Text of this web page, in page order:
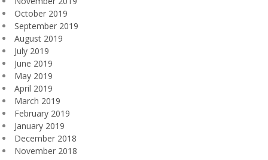
October 2019
September 2019
August 2019
July 2019
June 2019
May 2019
April 2019
March 2019
February 2019
January 2019
December 2018
November 2018